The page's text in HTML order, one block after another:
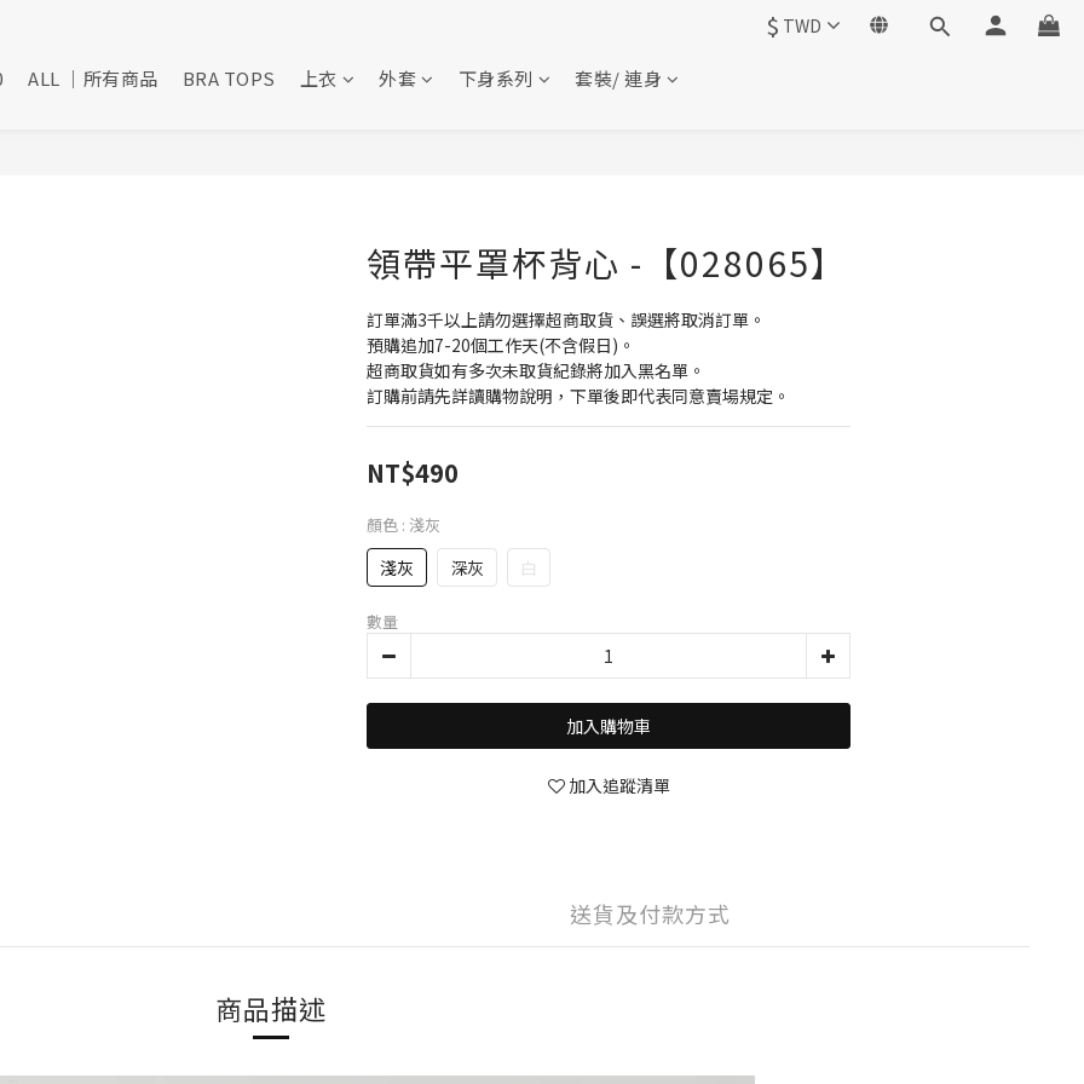
$ TWD
ALL ｜所有商品 BRA TOPS 上衣 外套 下身系列 套裝/ 連身
領帶平罩杯背心 -【028065】
訂單滿3千以上請勿選擇超商取貨、誤選將取消訂單。
預購追加7-20個工作天(不含假日)。
超商取貨如有多次未取貨紀錄將加入黑名單。
訂購前請先詳讀購物說明，下單後即代表同意賣場規定。
NT$490
顏色 : 淺灰
淺灰 深灰 白
數量
加入購物車
加入追蹤清單
送貨及付款方式
商品描述